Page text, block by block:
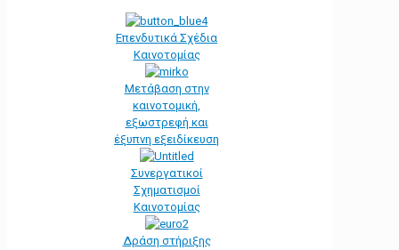
Επενδυτικά Σχέδια
Καινοτομίας
Μετάβαση στην
καινοτομική,
εξωστρεφή και
έξυπνη εξειδίκευση
Συνεργατικοί
Σχηματισμοί
Καινοτομίας
Δράση στήριξης